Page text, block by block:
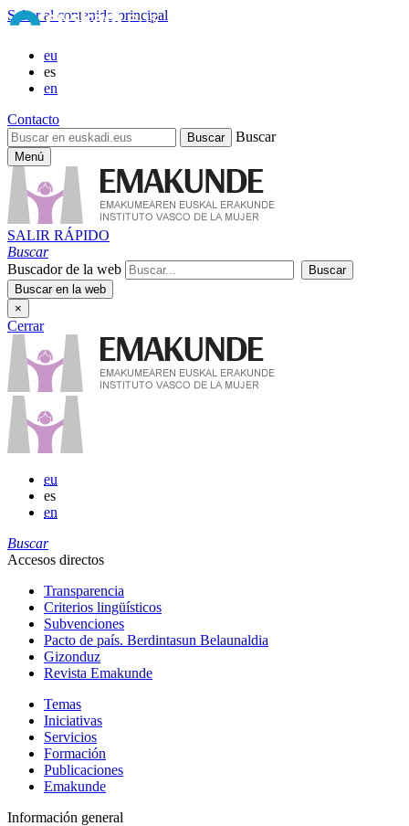
Saltar al contenido principal
eu
es
en
Contacto
Buscar
Menú
SALIR RÁPIDO
Buscar
Buscador de la web
×
Cerrar
eu
es
en
Buscar
Accesos directos
Transparencia
Criterios lingüísticos
Subvenciones
Pacto de país. Berdintasun Belaunaldia
Gizonduz
Revista Emakunde
Temas
Iniciativas
Servicios
Formación
Publicaciones
Emakunde
Información general